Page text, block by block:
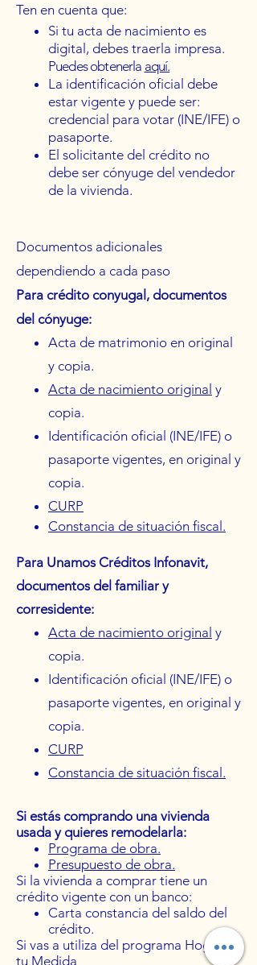
Ten en cuenta que:
Si tu acta de nacimiento es
digital, debes traerla impresa.
Puedes obtenerla aquí.
La identificación oficial debe
estar vigente y puede ser:
credencial para votar (INE/IFE) o
pasaporte.
El solicitante del crédito no
debe ser cónyuge del vendedor
de la vivienda.
Documentos adicionales
dependiendo a cada paso
Para crédito conyugal, documentos
del cónyuge:
Acta de matrimonio en original
y copia.
Acta de nacimiento original y
copia.
Identificación oficial (INE/IFE) o
pasaporte vigentes, en original y
copia.
CURP
Constancia de situación fiscal.
Para Unamos Créditos Infonavit,
documentos del familiar y
corresidente:
Acta de nacimiento original y
copia.
Identificación oficial (INE/IFE) o
pasaporte vigentes, en original y
copia.
CURP
Constancia de situación fiscal.
Si estás comprando una vivienda
usada y quieres remodelarla:
Programa de obra.
Presupuesto de obra.
Si la vivienda a comprar tiene un
crédito vigente con un banco:
Carta constancia del saldo del
crédito.
Si vas a utiliza del programa Hogar a
tu Medida